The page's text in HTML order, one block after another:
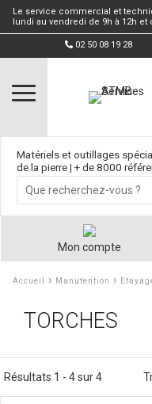
Le service commercial et
lundi au vendredi de 9h à 12h et
02 50 08 19 28
Matériels et outillages
de la pierre | + de 8000
Mon compte
Accueil › Manutention ›
TORCHES
Résultats 1 - 4 sur 4